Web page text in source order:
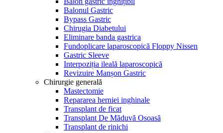
Balonul Gastric
Bypass Gastric
Chirugia Diabetului
Eliminare banda gastrica
Fundoplicare laparoscopică Floppy Nissen
Gastric Sleeve
Interpoziția ileală laparoscopică
Revizuire Manșon Gastric
Chirurgie generală
Mastectomie
Repararea herniei inghinale
Transplant de ficat
Transplant De Măduvă Osoasă
Transplant de rinichi